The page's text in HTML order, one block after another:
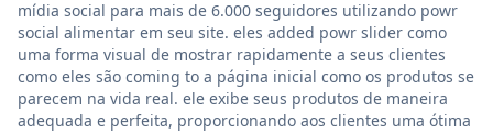
mídia social para mais de 6.000 seguidores utilizando powr
social alimentar em seu site. eles added powr slider como
uma forma visual de mostrar rapidamente a seus clientes
como eles são coming to a página inicial como os produtos se
parecem na vida real. ele exibe seus produtos de maneira
adequada e perfeita, proporcionando aos clientes uma ótima